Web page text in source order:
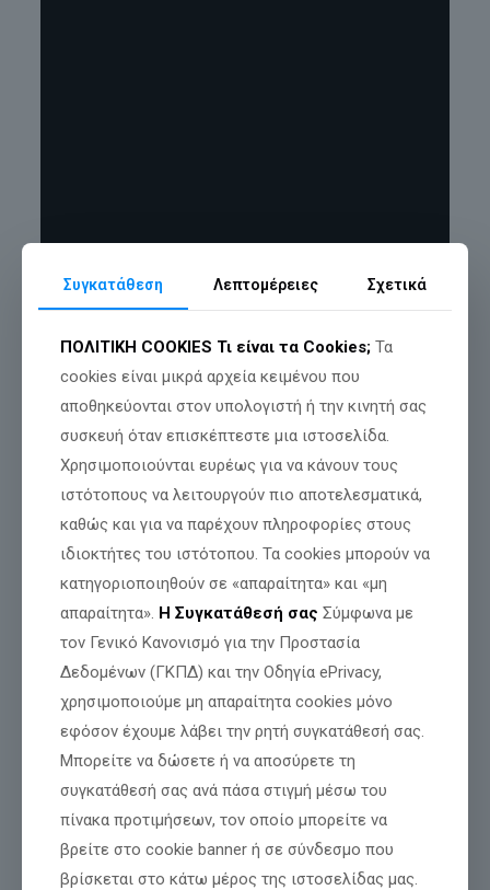
Στις 10 Μαρτίου 2025 βουλευτής Θεσσαλονίκη
Νίκος
Παπαδόπουλος, έχοντας προηγουμένως εξαντλήσει κάθε
κοινοβουλευτικό μέσο,«κατεβάζει τα βλάσφημα εκθέματα
Ακολούθησε:
Παράνομη, αντισυνταγματικήκαι πολύωρη κράτησή
του στο κτήριο της Εθνικής Πινακοθήκης, παρά την
βουλευτική του ιδιότητα.
αποζημίωσης
Διαγραφή τουαπό την κοινοβουλευτική ομάδα του
κόμματός του.
Εξοντωτική Αγωγή500.000 € (πεντακοσίων χιλιάδων
ευρώ) που διεκδικεί η Εθνική Πινακοθήκη από κάθε έναν
από τους δύο «ακτιβιστές» (
συνοδευόταν από τον
θεολόγο – δημοσιογράφο Διονύση Μακρή),
Αγωγή 200.000(διακοσίων χιλιάδων ευρώ) του
Συγκατάθεση Λεπτομέρειες Σχετικά
ΠΟΛΙΤΙΚΗ COOKIES Τι είναι τα Cookies; Τα
cookies είναι μικρά αρχεία κειμένου που
αποθηκεύονται στον υπολογιστή ή την κινητή σας
συσκευή όταν επισκέπτεστε μια ιστοσελίδα.
Χρησιμοποιούνται ευρέως για να κάνουν τους
ιστότοπους να λειτουργούν πιο αποτελεσματικά,
καθώς και για να παρέχουν πληροφορίες στους
ιδιοκτήτες του ιστότοπου. Τα cookies μπορούν να
κατηγοριοποιηθούν σε «απαραίτητα» και «μη
απαραίτητα». Η Συγκατάθεσή σας Σύμφωνα με
τον Γενικό Κανονισμό για την Προστασία
Δεδομένων (ΓΚΠΔ) και την Οδηγία ePrivacy,
χρησιμοποιούμε μη απαραίτητα cookies μόνο
εφόσον έχουμε λάβει την ρητή συγκατάθεσή σας.
Μπορείτε να δώσετε ή να αποσύρετε τη
συγκατάθεσή σας ανά πάσα στιγμή μέσω του
πίνακα προτιμήσεων, τον οποίο μπορείτε να
βρείτε στο cookie banner ή σε σύνδεσμο που
βρίσκεται στο κάτω μέρος της ιστοσελίδας μας.